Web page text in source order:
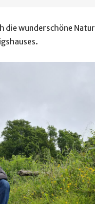
die wunderschöne Natur